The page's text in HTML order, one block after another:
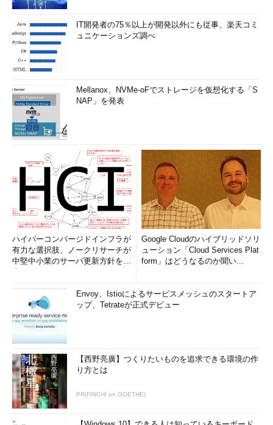
IT開発者の75％以上が開発以外にも従事、楽天コミ
ュニケーションズ調べ
Mellanox、NVMe-oFでストレージを仮想化する「S
NAP」を発表
ハイパーコンバージドインフラが
有力な選択肢、ノークリサーチが
中堅中小業のサーバ更新方針を調
Google Cloudのハイブリッドソリ
ューション「Cloud Services Plat
form」はどうなるのか聞い...
Envoy、Istioによるサービスメッシュのスタートア
ップ、Tetrateが正式デビュー
【西野亮廣】つくりたいものを追求できる環境の作
り方とは
PR(FINCHI on GOETHE)